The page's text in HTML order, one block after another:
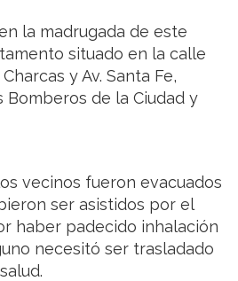
la madrugada de este
situado en la calle
y Av. Santa Fe,
de la Ciudad y
vecinos fueron evacuados
ser asistidos por el
haber padecido inhalación
necesitó ser trasladado